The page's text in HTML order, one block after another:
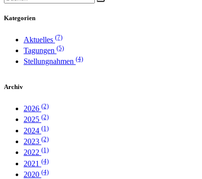
Kategorien
Aktuelles (7)
Tagungen (5)
Stellungnahmen (4)
Archiv
2026 (2)
2025 (2)
2024 (1)
2023 (2)
2022 (1)
2021 (4)
2020 (4)